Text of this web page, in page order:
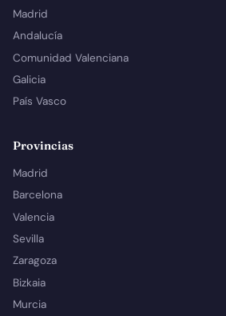
Madrid
Andalucía
Comunidad Valenciana
Galicia
País Vasco
Provincias
Madrid
Barcelona
Valencia
Sevilla
Zaragoza
Bizkaia
Murcia